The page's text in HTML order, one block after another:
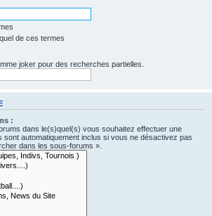
de ces termes
joker pour des recherches partielles.
:
dans le(s)quel(s) vous souhaitez effectuer une
automatiquement inclus si vous ne désactivez pas
dans les sous-forums ».